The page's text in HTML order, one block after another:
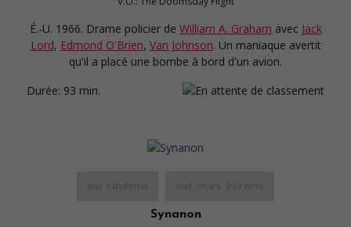
É.-U. 1966. Drame policier de William A. Graham avec Jack
Lord, Edmond O'Brien, Van Johnson. Un maniaque avertit
qu'il a placé une bombe à bord d'un avion.
Durée: 93 min.
Synanon